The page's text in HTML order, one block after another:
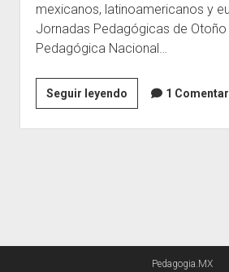
mexicanos, latinoamericanos y
Jornadas Pedagógicas de Otoño
Pedagógica Nacional…
Seguir leyendoLos
grandes
¿pedagogos?
1
Pedagogia.MX